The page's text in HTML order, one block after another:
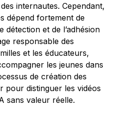
internautes. Cependant,
dépend fortement de
détection et de l’adhésion
responsable des
et les éducateurs,
les jeunes dans
de création des
pour distinguer les vidéos
sans valeur réelle.